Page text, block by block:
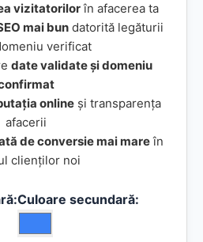
vizitatorilorîn afacerea ta
mai bun datorită legăturii
verificat
date validate și domeniu
online și transparența
afacerii
de conversie mai mareîn
clienților noi
Culoare secundară: